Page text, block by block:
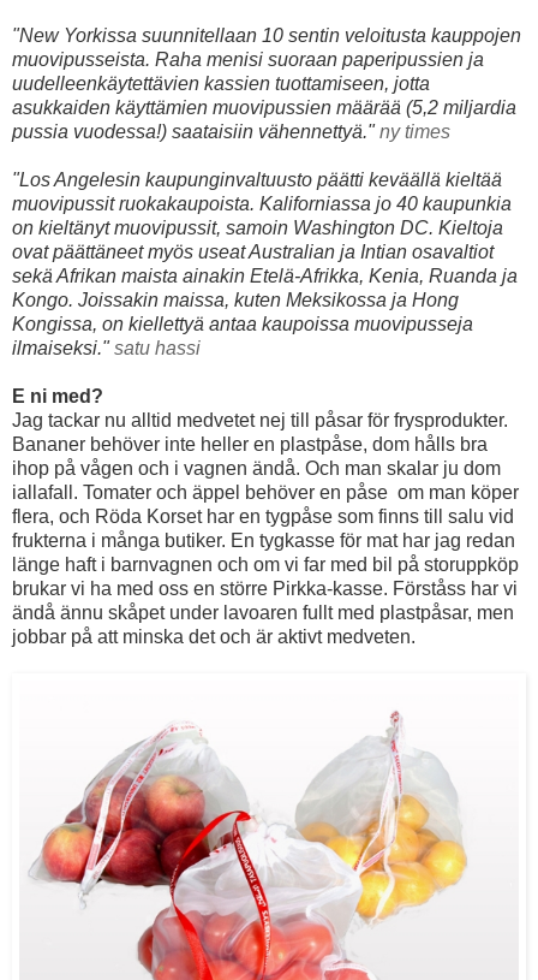
"New Yorkissa suunnitellaan 10 sentin veloitusta kauppojen
muovipusseista. Raha menisi suoraan paperipussien ja
uudelleenkäytettävien kassien tuottamiseen, jotta
asukkaiden käyttämien muovipussien määrää (5,2 miljardia
pussia vuodessa!) saataisiin vähennettyä."ny times
"Los Angelesin kaupunginvaltuusto päätti keväällä kieltää
muovipussit ruokakaupoista. Kaliforniassa jo 40 kaupunkia
on kieltänyt muovipussit, samoin Washington DC. Kieltoja
ovat päättäneet myös useat Australian ja Intian osavaltiot
sekä Afrikan maista ainakin Etelä-Afrikka, Kenia, Ruanda ja
Kongo. Joissakin maissa, kuten Meksikossa ja Hong
Kongissa, on kiellettyä antaa kaupoissa muovipusseja
ilmaiseksi."satu hassi
E ni med?
Jag tackar nu alltid medvetet nej till påsar för frysprodukter.
Bananer behöver inte heller en plastpåse, dom hålls bra
ihop på vågen och i vagnen ändå. Och man skalar ju dom
iallafall. Tomater och äppel behöver en påse om man köper
flera, och Röda Korset har en tygpåse som finns till salu vid
frukterna i många butiker. En tygkasse för mat har jag redan
länge haft i barnvagnen och om vi far med bil på storuppköp
brukar vi ha med oss en större Pirkka-kasse. Förståss har vi
ändå ännu skåpet under lavoaren fullt med plastpåsar, men
jobbar på att minska det och är aktivt medveten.